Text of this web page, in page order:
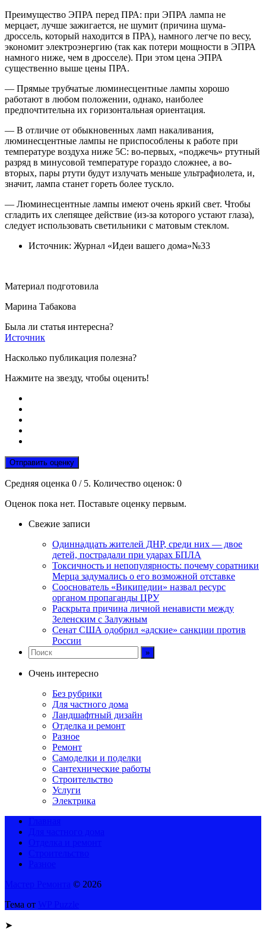
Преимущество ЭПРА перед ПРА: при ЭПРА лампа не
мерцает, лучше зажигается, не шумит (причина шума-
дроссель, который находится в ПРА), намного легче по весу,
экономит электроэнергию (так как потери мощности в ЭПРА
намного ниже, чем в дросселе). При этом цена ЭПРА
существенно выше цены ПРА.
— Прямые трубчатые люминесцентные лампы хорошо
работают в любом положении, однако, наиболее
предпочтительна их горизонтальная ориентация.
— В отличие от обыкновенных ламп накаливания,
люминесцентные лампы не приспособлены к работе при
температуре воздуха ниже 5С: во-первых, «поджечь» ртутный
разряд в минусовой температуре гораздо сложнее, а во-
вторых, пары ртути будут излучать меньше ультрафиолета, и,
значит, лампа станет гореть более тускло.
— Люминесцентные лампы имеют очень яркий свет. Чтобы
сгладить их слепящее действие (из-за которого устают глаза),
следует использовать светильники с матовым стеклом.
Источник: Журнал «Идеи вашего дома»№33
Материал подготовила
Марина Табакова
Была ли статья интересна?
Источник
Насколько публикация полезна?
Нажмите на звезду, чтобы оценить!
Отправить оценку
Средняя оценка 0 / 5. Количество оценок: 0
Оценок пока нет. Поставьте оценку первым.
Свежие записи
Одиннадцать жителей ДНР, среди них — двое
детей, пострадали при ударах БПЛА
Токсичность и непопулярность: почему соратники
Мерца задумались о его возможной отставке
Сооснователь «Википедии» назвал ресурс
органом пропаганды ЦРУ
Раскрыта причина личной ненависти между
Зеленским с Залужным
Сенат США одобрил «адские» санкции против
России
Очень интересно
Без рубрики
Для частного дома
Ландшафтный дизайн
Отделка и ремонт
Разное
Ремонт
Самоделки и поделки
Сантехнические работы
Строительство
Услуги
Электрика
© 2026
Тема от
➤